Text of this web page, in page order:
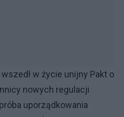
w życie unijny Pakt o
nowych regulacji
uporządkowania